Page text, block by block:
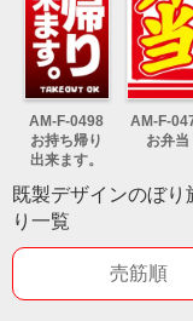
AM-F-0498
お持ち帰り
出来ます。
AM-F-
お弁当
既製デザインのぼ
り一覧
売筋順